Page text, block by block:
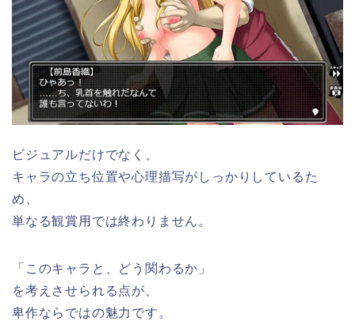
ビジュアルだけでなく、
キャラの立ち位置や心理描写がしっかりしているた
め、
単なる観賞用では終わりません。
「このキャラと、どう関わるか」
を考えさせられる点が、
卑作ならではの魅力です。